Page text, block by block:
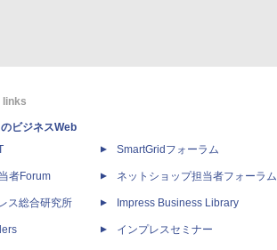
links
ビジネスWeb
者Forum
ス総合研究所
SmartGridフォーラム
ネットショップ担当者フォーラム
Impress Business Library
インプレスセミナー